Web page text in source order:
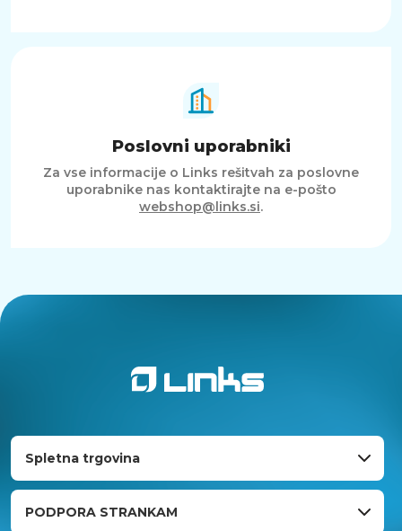
Poslovni uporabniki
Za vse informacije o Links rešitvah za poslovne
uporabnike nas kontaktirajte na e-pošto
webshop@links.si.
Spletna trgovina
PODPORA STRANKAM